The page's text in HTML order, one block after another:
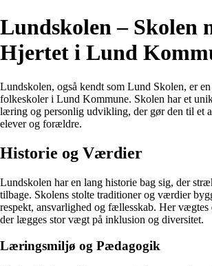
Lundskolen – Skolen
Hjertet i Lund
Lundskolen, også kendt som Lund Skolen, er
folkeskoler i Lund Kommune. Skolen har et
læring og personlig udvikling, der gør den til et
elever og forældre.
Historie og Værdier
Lundskolen har en lang historie bag sig, der
tilbage. Skolens stolte traditioner og værdier
respekt, ansvarlighed og fællesskab. Her
der lægges stor vægt på inklusion og diversitet.
Læringsmiljø og Pædagogik